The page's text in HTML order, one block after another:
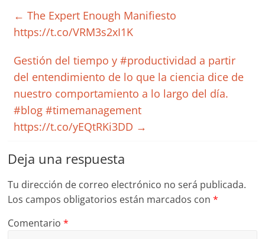
← The Expert Enough Manifiesto
https://t.co/VRM3s2xI1K
Gestión del tiempo y #productividad a partir
del entendimiento de lo que la ciencia dice de
nuestro comportamiento a lo largo del día.
#blog #timemanagement
https://t.co/yEQtRKi3DD →
Deja una respuesta
Tu dirección de correo electrónico no será publicada.
Los campos obligatorios están marcados con*
Comentario*